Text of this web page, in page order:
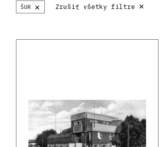
ŠUR × Zrušiť všetky filtre ×